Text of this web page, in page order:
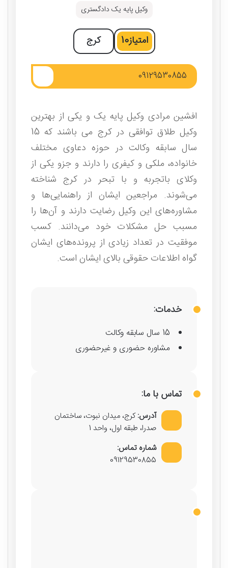
وکیل پایه یک دادگستری
امتیاز10 کرج
09129530855
افشین مرادی وکیل پایه یک و یکی از بهترین
وکیل طلاق توافقی در کرج می باشند که 15
سال سابقه وکالت در حوزه دعاوی مختلف
خانواده، ملکی و کیفری را دارند و جزو یکی از
وکلای باتجربه و با تبحر در کرج شناخته
می‌شوند. مراجعین ایشان از راهنمایی‌ها و
مشاوره‌های این وکیل رضایت دارند و آن‌ها را
مسبب حل مشکلات خود می‌دانند. کسب
موفقیت در تعداد زیادی از پرونده‌های ایشان
گواه اطلاعات حقوقی بالای ایشان است.
خدمات:
15 سال سابقه وکالت
مشاوره حضوری و غیرحضوری
تماس با ما:
آدرس:کرج، میدان نبوت، ساختمان
صدرا، طبقه اول، واحد 1
شماره تماس:
09129530855